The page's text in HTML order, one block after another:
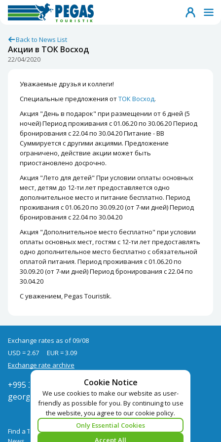
Back to News List
Акции в ТОК Восход
22/04/2020
Уважаемые друзья и коллеги!
Специальные предложения отТОК Восход.
Акция "День в подарок" при размещении от 6 дней (5
ночей) Период проживания с 01.06.20 по 30.06.20 Период
бронирования с 22.04 по 30.04.20 Питание - ВВ
Суммируется с другими акциями. Предложение
ограничено, действие акции может быть
приостановлено досрочно.
Акция "Лето для детей" При условии оплаты основных
мест, детям до 12-ти лет предоставляется одно
дополнительное место и питание бесплатно. Период
проживания с 01.06.20 по 30.09.20 (от 7-ми дней) Период
бронирования с 22.04 по 30.04.20
Акция "Дополнительное место бесплатно" при условии
оплаты основных мест, гостям с 12-ти лет предоставлять
одно дополнительное место бесплатно с обязательной
оплатой питания. Период проживания с 01.06.20 по
30.09.20 (от 7-ми дней) Период бронирования с 22.04 по
30.04.20
С уважением, Pegas Touristik.
Cookie Notice
We use cookies to make our website as user-
friendly as possible for you. By continuing to use
the website, you agree to our cookie policy.
Only Essential Cookies
Accept All
Exchange rates as of 09/08
USD = 2.67
EUR = 3.09
Exchange rate archive
+995 322050666
georgia@pegast.ge
Find a Tour